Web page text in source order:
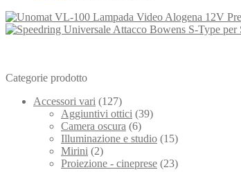
Categorie prodotto
Accessori vari (127)
Aggiuntivi ottici (39)
Camera oscura (6)
Illuminazione e studio (15)
Mirini (2)
Proiezione - cineprese (23)